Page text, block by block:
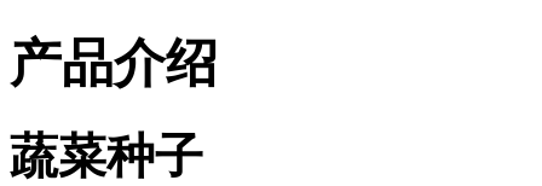
产品介绍
蔬菜种子